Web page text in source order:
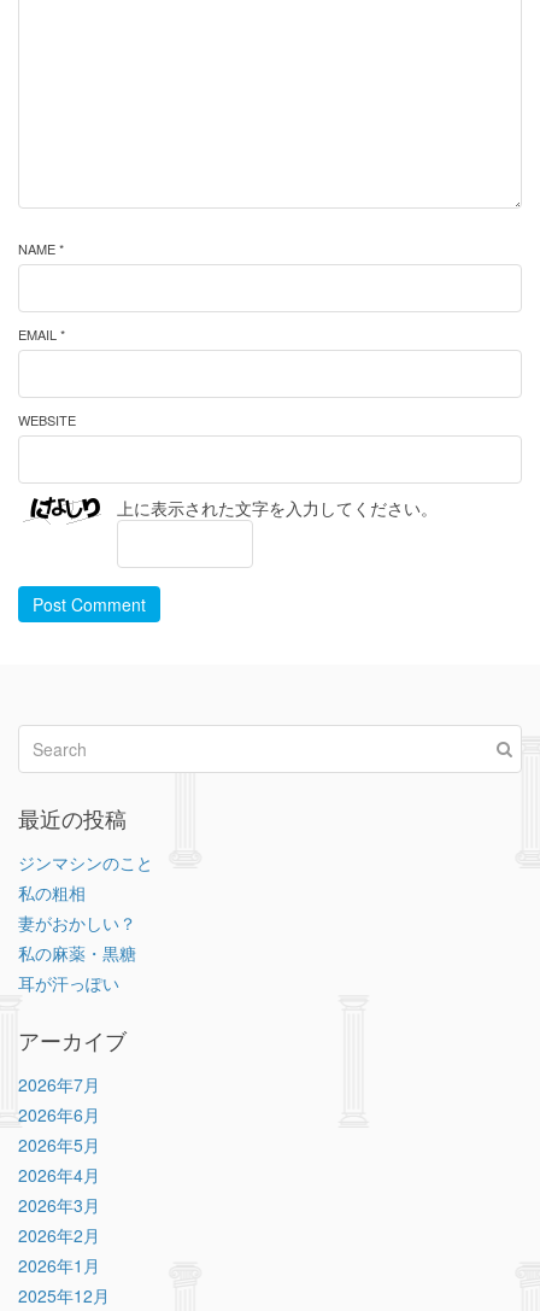
NAME *
EMAIL *
WEBSITE
上に表示された文字を入力してください。
Post Comment
最近の投稿
ジンマシンのこと
私の粗相
妻がおかしい？
私の麻薬・黒糖
耳が汗っぽい
アーカイブ
2026年7月
2026年6月
2026年5月
2026年4月
2026年3月
2026年2月
2026年1月
2025年12月